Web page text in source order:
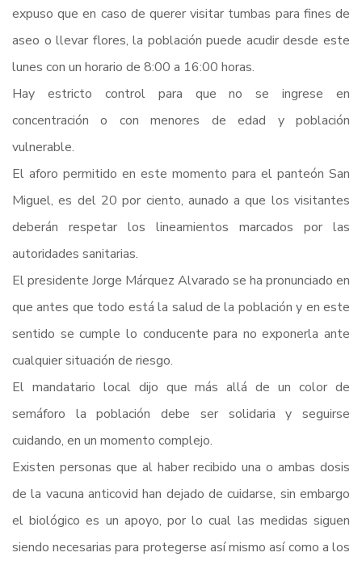
expuso que en caso de querer visitar tumbas para fines de
aseo o llevar flores, la población puede acudir desde este
lunes con un horario de 8:00 a 16:00 horas.
Hay estricto control para que no se ingrese en
concentración o con menores de edad y población
vulnerable.
El aforo permitido en este momento para el panteón San
Miguel, es del 20 por ciento, aunado a que los visitantes
deberán respetar los lineamientos marcados por las
autoridades sanitarias.
El presidente Jorge Márquez Alvarado se ha pronunciado en
que antes que todo está la salud de la población y en este
sentido se cumple lo conducente para no exponerla ante
cualquier situación de riesgo.
El mandatario local dijo que más allá de un color de
semáforo la población debe ser solidaria y seguirse
cuidando, en un momento complejo.
Existen personas que al haber recibido una o ambas dosis
de la vacuna anticovid han dejado de cuidarse, sin embargo
el biológico es un apoyo, por lo cual las medidas siguen
siendo necesarias para protegerse así mismo así como a los